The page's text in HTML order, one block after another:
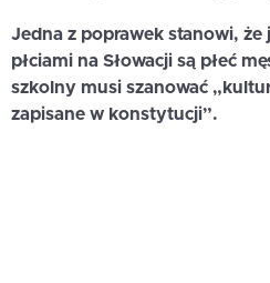
Jedna z poprawek stanowi,
płciami na Słowacji są płeć
szkolny musi szanować
zapisane w konstytucji”.